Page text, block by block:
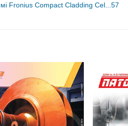
Fronius Compact Cladding Cel...57